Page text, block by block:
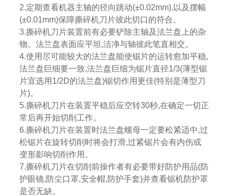
2.定期查看机器主轴的径向跳动(±0.02mm),以及摆幅
(±0.01mm)保障撕碎机刀片彼此切口的符合。
3.撕碎机刀片装置前有必要铲除主轴及法兰盘上的杂
物。法兰盘表面应平坦,洁净与轴彼此笔直相交。
4.使用尽可能较大的法兰盘能使锯片的运转愈加平稳,
法兰盘巨细要一致,法兰盘巨细为锯片直径1/3(薄型锯
片宜选用1/2D的法兰盘)锯切作用更佳(特别是薄型刀
片)。
5.撕碎机刀片在装置平稳后应空转30秒,在确定一切正
常后再开始切削工作。
6.撕碎机刀片在装置时法兰盘螺母一定要松紧适中,过
松锯片在旋转切削时将会打滑,过紧锯片会有内伤或
变形影响切削作用。
7.撕碎机刀片在切削前操作者有必要带好防护用品(防
护眼镜,防尘口罩,安全帽,防护手套)并查看锯机防护罩
是否无缺。